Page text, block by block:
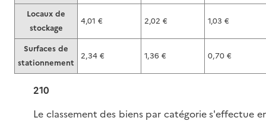
Locaux de
stockage
4,01 € 2,02 € 1,03 €
Surfaces de
stationnement
2,34 € 1,36 € 0,70 €
210
Le classement des biens par catégorie s'effectue